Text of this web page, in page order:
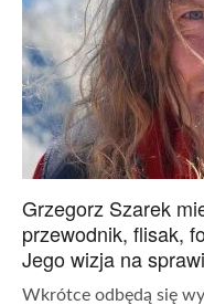
Grzegorz Szarek
przewodnik, flisak,
Jego wizja na
Wkrótce odbędą się